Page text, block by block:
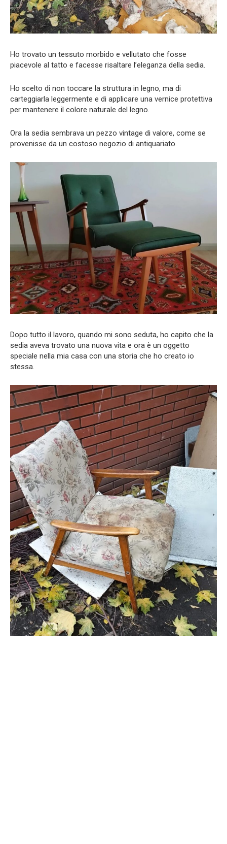
Ho trovato un tessuto morbido e vellutato che fosse
piacevole al tatto e facesse risaltare l’eleganza della sedia.
Ho scelto di non toccare la struttura in legno, ma di
carteggiarla leggermente e di applicare una vernice protettiva
per mantenere il colore naturale del legno.
Ora la sedia sembrava un pezzo vintage di valore, come se
provenisse da un costoso negozio di antiquariato.
Dopo tutto il lavoro, quando mi sono seduta, ho capito che la
sedia aveva trovato una nuova vita e ora è un oggetto
speciale nella mia casa con una storia che ho creato io
stessa.